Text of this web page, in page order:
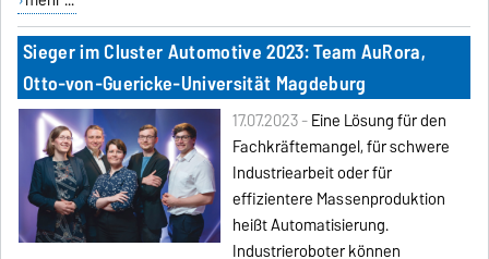
Sieger im Cluster Automotive 2023: Team AuRora,
Otto-von-Guericke-Universität Magdeburg
17.07.2023 -Eine Lösung für den
Fachkräftemangel, für schwere
Industriearbeit oder für
effizientere Massenproduktion
heißt Automatisierung.
Industrieroboter können